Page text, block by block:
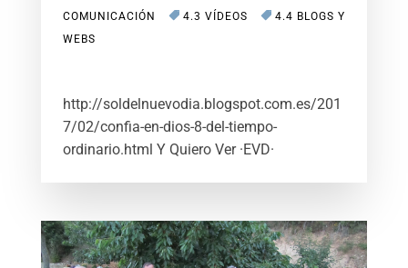
COMUNICACIÓN
4.3 VÍDEOS
4.4 BLOGS Y
WEBS
http://soldelnuevodia.blogspot.com.es/201
7/02/confia-en-dios-8-del-tiempo-
ordinario.html Y Quiero Ver ·EVD·